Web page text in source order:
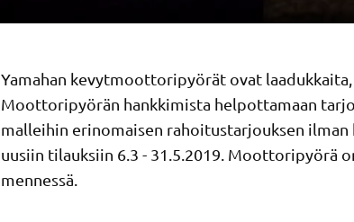
Yamahan kevytmoottoripyörät ovat
Moottoripyörän hankkimista helpottamaan
malleihin erinomaisen rahoitustarjouksen ilman
uusiin tilauksiin 6.3 - 31.5.2019. Moottoripyörä
mennessä.